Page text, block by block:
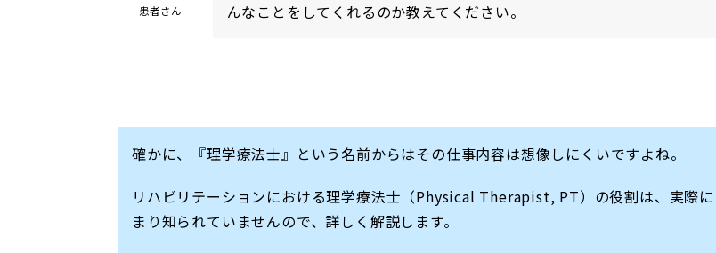
患者さん
んなことをしてくれるのか教えてください。
確かに、『理学療法士』という名前からはその仕事内容は想像しにくいですよね。
リハビリテーションにおける理学療法士（Physical Therapist, PT）の役割は、実際
まり知られていませんので、詳しく解説します。